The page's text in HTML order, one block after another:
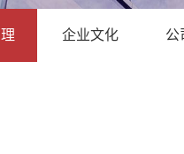
企业文化 公